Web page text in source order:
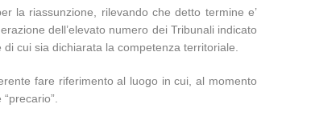
la riassunzione, rilevando che detto termine e’
dell’elevato numero dei Tribunali indicato
cui sia dichiarata la competenza territoriale.
fare riferimento al luogo in cui, al momento